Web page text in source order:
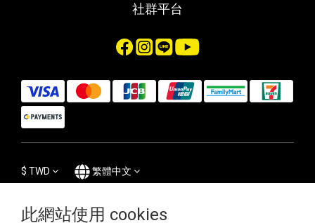
此網站使用 cookies
社群平台
$ TWD 繁體中文